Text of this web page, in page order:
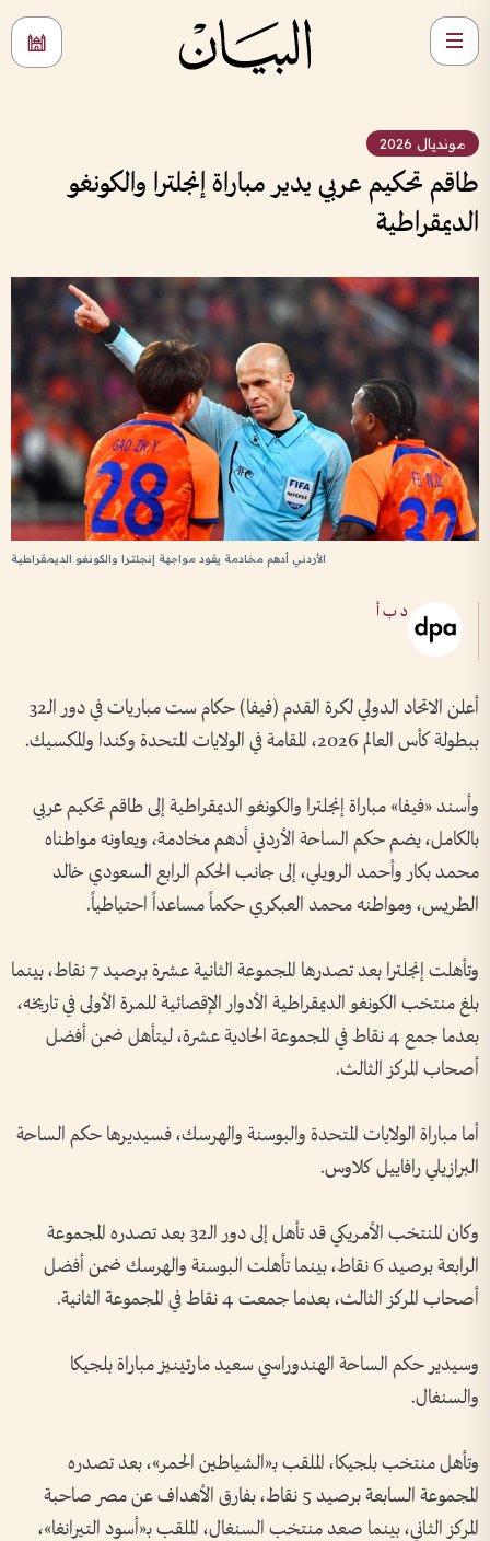
مونديال 2026
طاقم تحكيم عربي يدير مباراة إنجلترا والكونغو
الديمقراطية
الأردني أدهم مخادمة يقود مواجهة إنجلترا والكونغو الديمقراطية
د ب أ
أعلن الاتحاد الدولي لكرة القدم (فيفا) حكام ست مباريات في دور الـ32
ببطولة كأس العالم 2026، المقامة في الولايات المتحدة وكندا والمكسيك.
وأسند «فيفا» مباراة إنجلترا والكونغو الديمقراطية إلى طاقم تحكيم عربي
بالكامل، يضم حكم الساحة الأردني أدهم مخادمة، ويعاونه مواطناه
محمد بكار وأحمد الرويلي، إلى جانب الحكم الرابع السعودي خالد
الطريس، ومواطنه محمد العبكري حكماً مساعداً احتياطياً.
وتأهلت إنجلترا بعد تصدرها المجموعة الثانية عشرة برصيد 7 نقاط، بينما
بلغ منتخب الكونغو الديمقراطية الأدوار الإقصائية للمرة الأولى في تاريخه،
بعدما جمع 4 نقاط في المجموعة الحادية عشرة، ليتأهل ضمن أفضل
أصحاب المركز الثالث.
أما مباراة الولايات المتحدة والبوسنة والهرسك، فسيديرها حكم الساحة
البرازيلي رافاييل كلاوس.
وكان المنتخب الأمريكي قد تأهل إلى دور الـ32 بعد تصدره المجموعة
الرابعة برصيد 6 نقاط، بينما تأهلت البوسنة والهرسك ضمن أفضل
أصحاب المركز الثالث، بعدما جمعت 4 نقاط في المجموعة الثانية.
وسيدير حكم الساحة الهندوراسي سعيد مارتينيز مباراة بلجيكا
والسنغال.
وتأهل منتخب بلجيكا، الملقب بـ«الشياطين الحمر»، بعد تصدره
المجموعة السابعة برصيد 5 نقاط، بفارق الأهداف عن مصر صاحبة
المركز الثاني، بينما صعد منتخب السنغال، الملقب بـ«أسود التيرانغا»،